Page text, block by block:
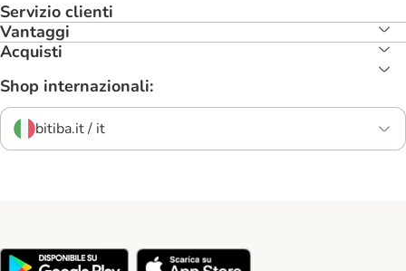
Servizio clienti
Vantaggi
Acquisti
Shop internazionali:
bitiba.it / it